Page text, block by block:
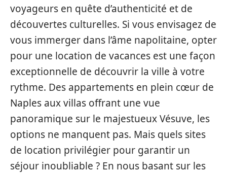
voyageurs en quête d’authenticité et de
découvertes culturelles. Si vous envisagez de
vous immerger dans l’âme napolitaine, opter
pour une location de vacances est une façon
exceptionnelle de découvrir la ville à votre
rythme. Des appartements en plein cœur de
Naples aux villas offrant une vue
panoramique sur le majestueux Vésuve, les
options ne manquent pas. Mais quels sites
de location privilégier pour garantir un
séjour inoubliable ? En nous basant sur les